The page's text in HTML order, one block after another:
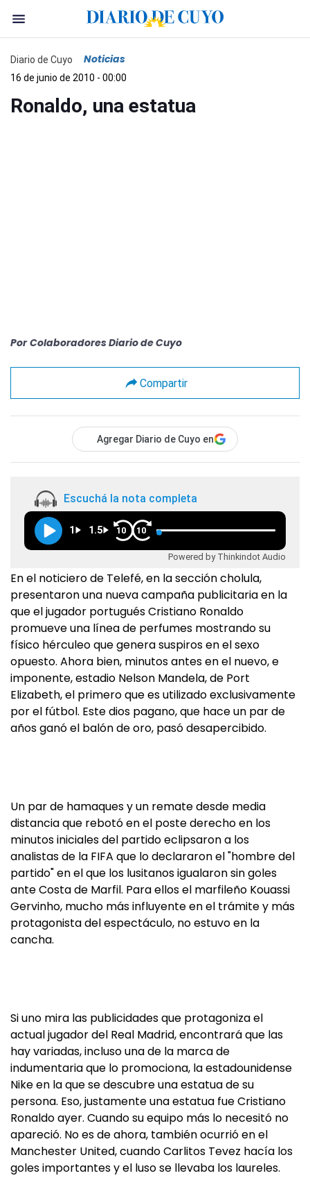
Diario de Cuyo Noticias
16 de junio de 2010 - 00:00
Ronaldo, una estatua
Por Colaboradores Diario de Cuyo
Compartir
Agregar Diario de Cuyo en
Escuchá la nota completa
1 1.5 10 10
Powered by Thinkindot Audio
En el noticiero de Telefé, en la sección cholula,
presentaron una nueva campaña publicitaria en la
que el jugador portugués Cristiano Ronaldo
promueve una línea de perfumes mostrando su
físico hérculeo que genera suspiros en el sexo
opuesto. Ahora bien, minutos antes en el nuevo, e
imponente, estadio Nelson Mandela, de Port
Elizabeth, el primero que es utilizado exclusivamente
por el fútbol. Este dios pagano, que hace un par de
años ganó el balón de oro, pasó desapercibido.
Un par de hamaques y un remate desde media
distancia que rebotó en el poste derecho en los
minutos iniciales del partido eclipsaron a los
analistas de la FIFA que lo declararon el "hombre del
partido" en el que los lusitanos igualaron sin goles
ante Costa de Marfil. Para ellos el marfileño Kouassi
Gervinho, mucho más influyente en el trámite y más
protagonista del espectáculo, no estuvo en la
cancha.
Si uno mira las publicidades que protagoniza el
actual jugador del Real Madrid, encontrará que las
hay variadas, incluso una de la marca de
indumentaria que lo promociona, la estadounidense
Nike en la que se descubre una estatua de su
persona. Eso, justamente una estatua fue Cristiano
Ronaldo ayer. Cuando su equipo más lo necesitó no
apareció. No es de ahora, también ocurrió en el
Manchester United, cuando Carlitos Tevez hacía los
goles importantes y el luso se llevaba los laureles.